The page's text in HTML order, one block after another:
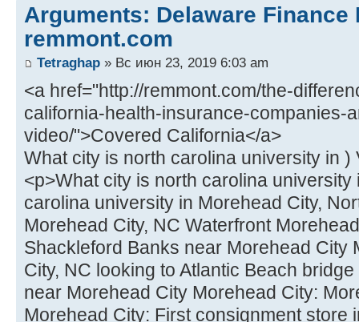
Arguments: Delaware Finance
remmont.com
Tetraghap » Вс июн 23, 2019 6:03 am
<a href="http://remmont.com/the-
california-health-insurance-companies-
video/">Covered California</a>
What city is north carolina university in )
<p>What city is north carolina university
carolina university in Morehead City,
Morehead City, NC Waterfront
Shackleford Banks near Morehead City
City, NC looking to Atlantic Beach
near Morehead City Morehead City:
Morehead City: First consignment store